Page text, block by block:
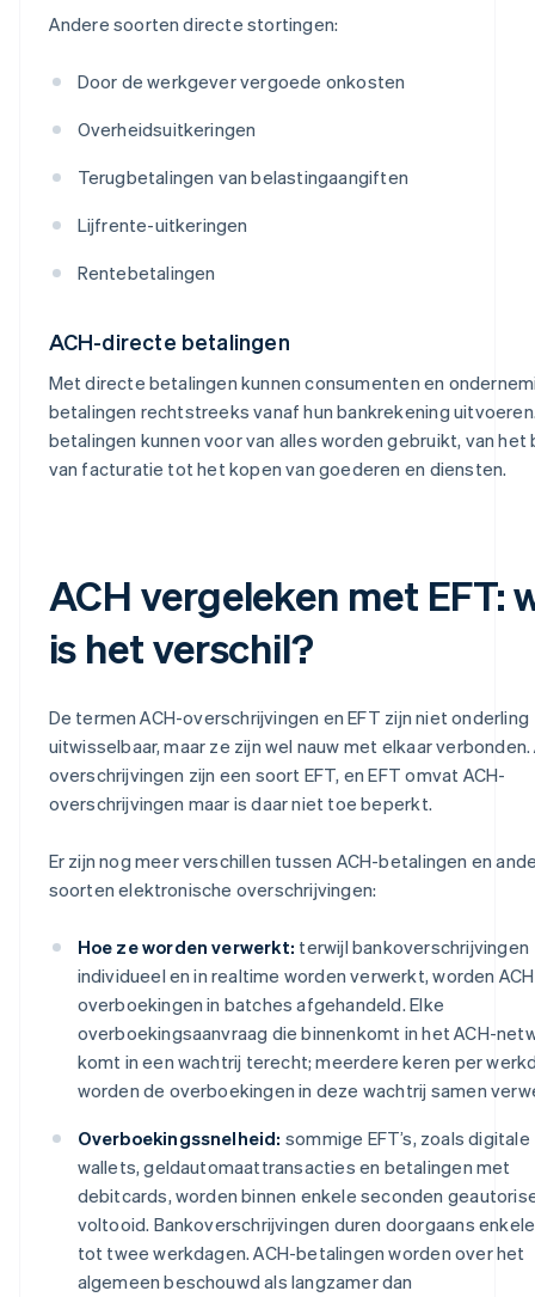
Andere soorten directe stortingen:
Door de werkgever vergoede onkosten
Overheidsuitkeringen
Terugbetalingen van belastingaangiften
Lijfrente-uitkeringen
Rentebetalingen
ACH-directe betalingen
Met directe betalingen kunnen consumenten en
betalingen rechtstreeks vanaf hun bankrekening
betalingen kunnen voor van alles worden gebruikt, van het
van facturatie tot het kopen van goederen en diensten.
ACH vergeleken met EFT:
is het verschil?
De termen ACH-overschrijvingen en EFT zijn niet onderling
uitwisselbaar, maar ze zijn wel nauw met elkaar verbonden.
overschrijvingen zijn een soort EFT, en EFT omvat ACH-
overschrijvingen maar is daar niet toe beperkt.
Er zijn nog meer verschillen tussen ACH-betalingen en
soorten elektronische overschrijvingen:
Hoe ze worden verwerkt: terwijl bankoverschrijvingen
individueel en in realtime worden verwerkt, worden
overboekingen in batches afgehandeld. Elke
overboekingsaanvraag die binnenkomt in het ACH-
komt in een wachtrij terecht; meerdere keren per
worden de overboekingen in deze wachtrij samen
Overboekingssnelheid: sommige EFT’s, zoals digitale
wallets, geldautomaattransacties en betalingen met
debitcards, worden binnen enkele seconden
voltooid. Bankoverschrijvingen duren doorgaans
tot twee werkdagen. ACH-betalingen worden over het
algemeen beschouwd als langzamer dan